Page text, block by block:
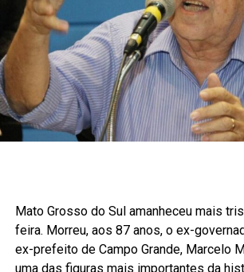
Mato Grosso do Sul amanheceu mais
feira. Morreu, aos 87 anos, o ex-
ex-prefeito de Campo Grande, Marcelo
uma das figuras mais importantes da